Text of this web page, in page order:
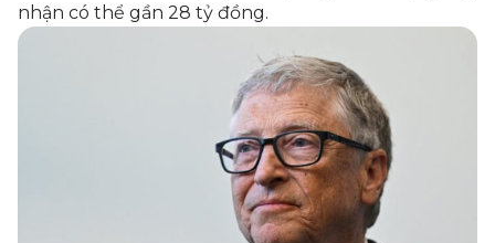
nhận có thể gần 28 tỷ đồng.